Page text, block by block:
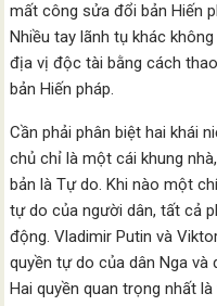
mất công sửa đổi bản Hiến
Nhiều tay lãnh tụ khác
địa vị độc tài bằng cách
bản Hiến pháp.
Cần phải phân biệt hai khái
chủ chỉ là một cái khung
bản là Tự do. Khi nào một
tự do của người dân, tất cả
động. Vladimir Putin và
quyền tự do của dân Nga và
Hai quyền quan trọng nhất